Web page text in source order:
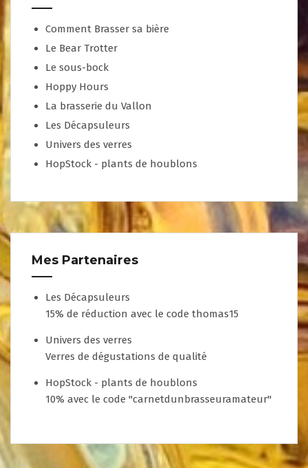
Comment Brasser sa bière
Le Bear Trotter
Le sous-bock
Hoppy Hours
La brasserie du Vallon
Les Décapsuleurs
Univers des verres
HopStock - plants de houblons
Mes Partenaires
Les Décapsuleurs
15% de réduction avec le code thomas15
Univers des verres
Verres de dégustations de qualité
HopStock - plants de houblons
10% avec le code "carnetdunbrasseuramateur"